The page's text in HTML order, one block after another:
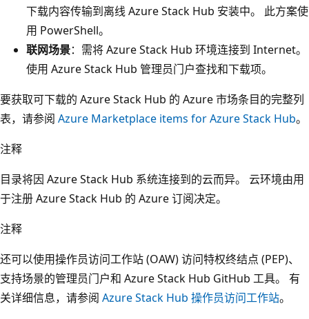
下载内容传输到离线 Azure Stack Hub 安装中。 此方案使
用 PowerShell。
联网场景：需将 Azure Stack Hub 环境连接到 Internet。
使用 Azure Stack Hub 管理员门户查找和下载项。
要获取可下载的 Azure Stack Hub 的 Azure 市场条目的完整列
表，请参阅 Azure Marketplace items for Azure Stack Hub。
注释
目录将因 Azure Stack Hub 系统连接到的云而异。 云环境由用
于注册 Azure Stack Hub 的 Azure 订阅决定。
注释
还可以使用操作员访问工作站 (OAW) 访问特权终结点 (PEP)、
支持场景的管理员门户和 Azure Stack Hub GitHub 工具。 有
关详细信息，请参阅 Azure Stack Hub 操作员访问工作站。